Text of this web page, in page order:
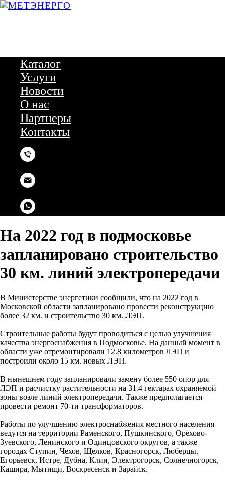
Каталог
Услуги
Новости
О нас
Партнеры
Контакты
На 2022 год в подмосковье
запланировано строительство
30 км. линий электропередачи
В Министерстве энергетики сообщили, что на 2022 год в
Московской области запланировано провести реконструкцию
более 32 км. и строительство 30 км. ЛЭП.
Строительные работы будут проводиться с целью улучшения
качества энергоснабжения в Подмосковье. На данный момент в
области уже отремонтировали 12.8 километров ЛЭП и
построили около 15 км. новых ЛЭП.
В нынешнем году запланировали замену более 550 опор для
ЛЭП и расчистку растительности на 31.4 гектарах охраняемой
зоны возле линий электропередачи. Также предполагается
провести ремонт 70-ти трансформаторов.
Работы по улучшению электроснабжения местного населения
ведутся на территории Раменского, Пушкинского, Орехово-
Зуевского, Ленинского и Одинцовского округов, а также
городах Ступин, Чехов, Щелков, Красногорск, Люберцы,
Егорьевск, Истре, Дубна, Клин, Электрогорск, Солнечногорск,
Кашира, Мытищи, Воскресенск и Зарайск.